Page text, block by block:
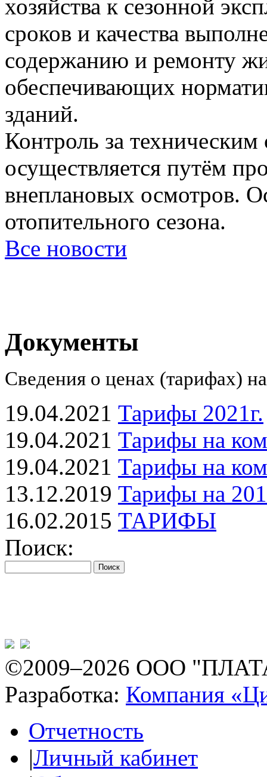
хозяйства к сезонной
сроков и качества
содержанию и ремонту
обеспечивающих
зданий.
Контроль за техническим
осуществляется путём
внеплановых осмотров.
отопительного сезона.
Все новости
Документы
Сведения о ценах (тарифах)
19.04.2021 Тарифы 2021г.
19.04.2021 Тарифы на
19.04.2021 Тарифы на
13.12.2019 Тарифы на
16.02.2015 ТАРИФЫ
Поиск:
©2009–2026 ООО
Разработка: Компания
Отчетность
|Личный кабинет